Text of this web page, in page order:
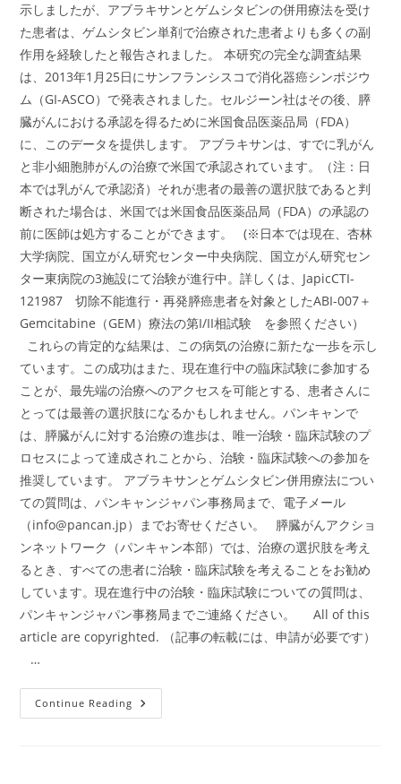
示しましたが、アブラキサンとゲムシタビンの併用療法を受け
た患者は、ゲムシタビン単剤で治療された患者よりも多くの副
作用を経験したと報告されました。 本研究の完全な調査結果
は、2013年1月25日にサンフランシスコで消化器癌シンポジウ
ム（GI-ASCO）で発表されました。セルジーン社はその後、膵
臓がんにおける承認を得るために米国食品医薬品局（FDA）
に、このデータを提供します。 アブラキサンは、すでに乳がん
と非小細胞肺がんの治療で米国で承認されています。（注：日
本では乳がんで承認済）それが患者の最善の選択肢であると判
断された場合は、米国では米国食品医薬品局（FDA）の承認の
前に医師は処方することができます。 (※日本では現在、杏林
大学病院、国立がん研究センター中央病院、国立がん研究セン
ター東病院の3施設にて治験が進行中。詳しくは、JapicCTI-
121987 切除不能進行・再発膵癌患者を対象としたABI-007＋
Gemcitabine（GEM）療法の第I/II相試験 を参照ください）
これらの肯定的な結果は、この病気の治療に新たな一歩を示し
ています。この成功はまた、現在進行中の臨床試験に参加する
ことが、最先端の治療へのアクセスを可能とする、患者さんに
とっては最善の選択肢になるかもしれません。パンキャンで
は、膵臓がんに対する治療の進歩は、唯一治験・臨床試験のプ
ロセスによって達成されことから、治験・臨床試験への参加を
推奨しています。 アブラキサンとゲムシタビン併用療法につい
ての質問は、パンキャンジャパン事務局まで、電子メール
（info@pancan.jp）までお寄せください。 膵臓がんアクショ
ンネットワーク（パンキャン本部）では、治療の選択肢を考え
るとき、すべての患者に治験・臨床試験を考えることをお勧め
しています。現在進行中の治験・臨床試験についての質問は、
パンキャンジャパン事務局までご連絡ください。 All of this
article are copyrighted. （記事の転載には、申請が必要です）
…
Continue Reading 海
外